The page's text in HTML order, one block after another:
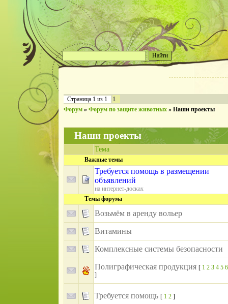
Страница 1 из 1 1
Форум » Форум по защите животных » Наши проекты
Наши проекты
Тема
Важные темы
Требуется помощь в размещении
объявлений
на интернет-досках
Темы форума
Возьмём в аренду вольер
Витамины
Комплексные системы безопасности
Полиграфическая продукция [ 1 2 3 4 5 6
]
Требуется помощь [ 1 2 ]